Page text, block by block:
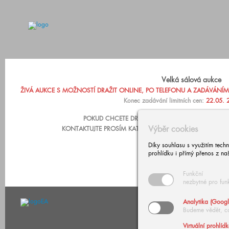
Výběr cookies
Díky souhlasu s využitím
prohlídku i přímý přenos z
Funkční
nezbytné pro
Analytika
Budeme vědět,
Virtuální
Velká sálová aukce
ŽIVÁ AUKCE S MOŽNOSTÍ DRAŽIT ONLINE, PO TELEFONU A
Konec zadávání limitních cen: 22.05.
POKUD CHCETE DRAŽIT PO TELEFONU NEBO
KONTAKTUJTE PROSÍM KATARÍNU ZÁRUBOVOU, +420